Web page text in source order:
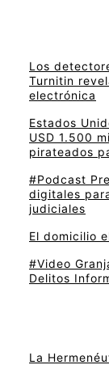
Los
Turnitin
electrónica
Estados
USD 1.500
pirateados
#Podcast
digitales
judiciales
El domicilio
#Video
Delitos
La